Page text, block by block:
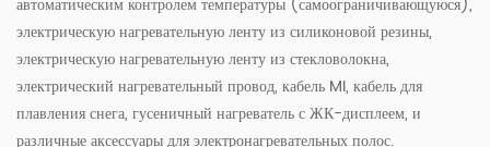
электрическую нагревательную ленту из силиконовой резины,
электрическую нагревательную ленту из стекловолокна,
электрический нагревательный провод, кабель MI, кабель для
плавления снега, гусеничный нагреватель с ЖК-дисплеем, и
различные аксессуары для электронагревательных полос.